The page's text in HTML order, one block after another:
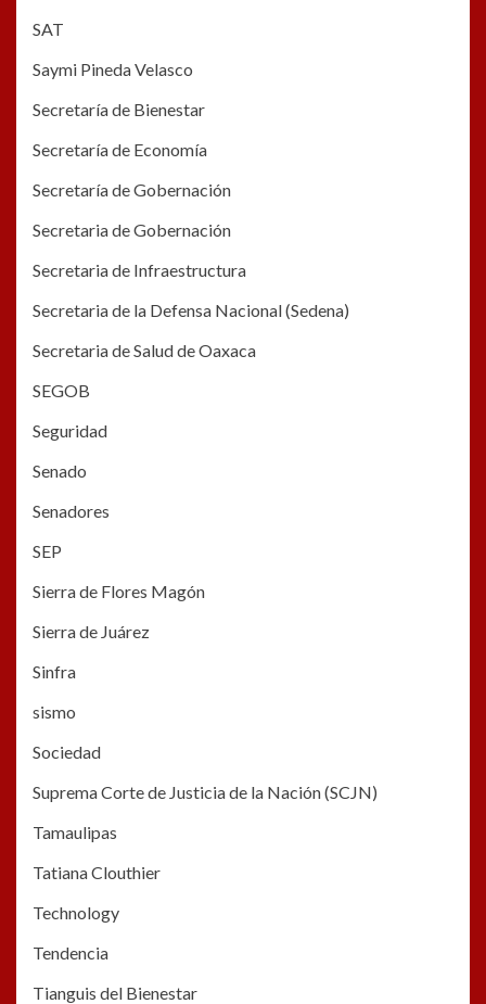
SAT
Saymi Pineda Velasco
Secretaría de Bienestar
Secretaría de Economía
Secretaría de Gobernación
Secretaria de Gobernación
Secretaria de Infraestructura
Secretaria de la Defensa Nacional (Sedena)
Secretaria de Salud de Oaxaca
SEGOB
Seguridad
Senado
Senadores
SEP
Sierra de Flores Magón
Sierra de Juárez
Sinfra
sismo
Sociedad
Suprema Corte de Justicia de la Nación (SCJN)
Tamaulipas
Tatiana Clouthier
Technology
Tendencia
Tianguis del Bienestar